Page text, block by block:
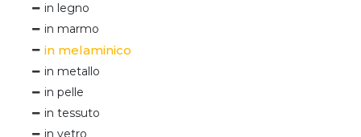
in legno
in marmo
in melaminico
in metallo
in pelle
in tessuto
in vetro